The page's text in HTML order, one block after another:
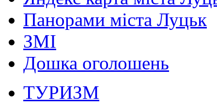
Панорами міста Луцьк
ЗМІ
Дошка оголошень
ТУРИЗМ